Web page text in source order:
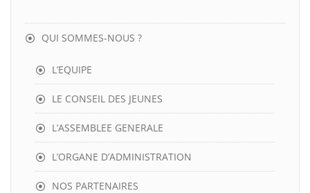
QUI SOMMES-NOUS ?
L’EQUIPE
LE CONSEIL DES JEUNES
L’ASSEMBLEE GENERALE
L’ORGANE D’ADMINISTRATION
NOS PARTENAIRES